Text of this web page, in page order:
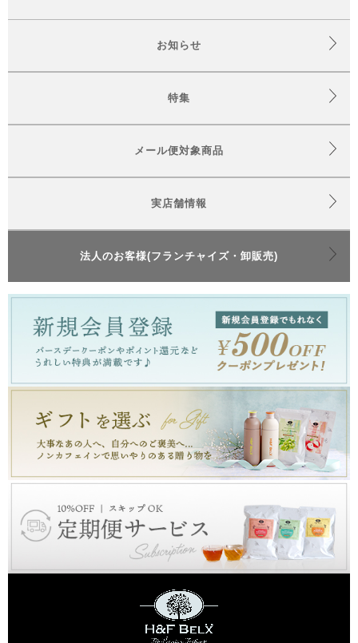
お知らせ
特集
メール便対象商品
実店舗情報
法人のお客様(フランチャイズ・卸販売)